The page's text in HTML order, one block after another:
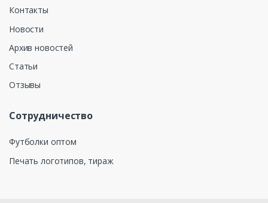
Контакты
Новости
Архив новостей
Статьи
Отзывы
Сотрудничество
Футболки оптом
Печать логотипов, тираж